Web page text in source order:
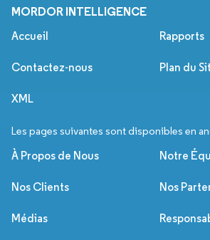
MORDOR INTELLIGENCE
Accueil Rapports
Contactez-nous Plan du
XML
Les pages suivantes sont disponibles en
À Propos de Nous Notre
Nos Clients Nos
Médias